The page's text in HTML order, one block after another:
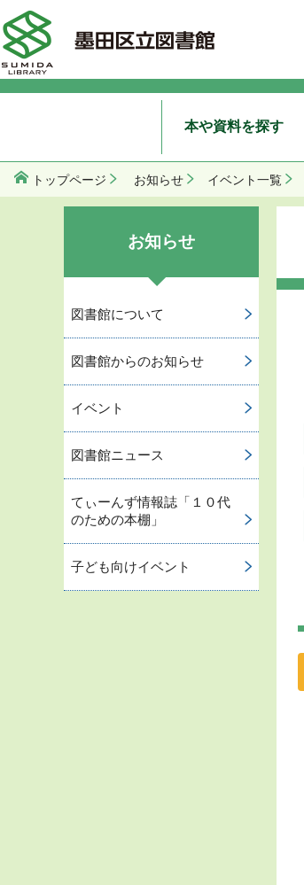
本や資料を探す
トップページ お知らせ イベント一覧
お知らせ
図書館について
図書館からのお知らせ
イベント
図書館ニュース
てぃーんず情報誌「１０代
のための本棚」
子ども向けイベント